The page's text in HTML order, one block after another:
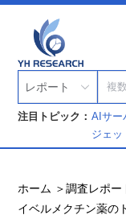
レポート
注目トピック： AIサ
ジェッ
ホーム ＞調査レポー
イベルメクチン薬の